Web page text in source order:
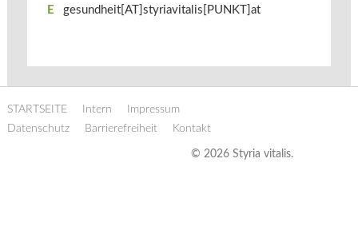
E
gesundheit[AT]styriavitalis[PUNKT]at
STARTSEITE Intern
Impressum
Datenschutz
Barrierefreiheit Kontakt
© 2026 Styria vitalis.